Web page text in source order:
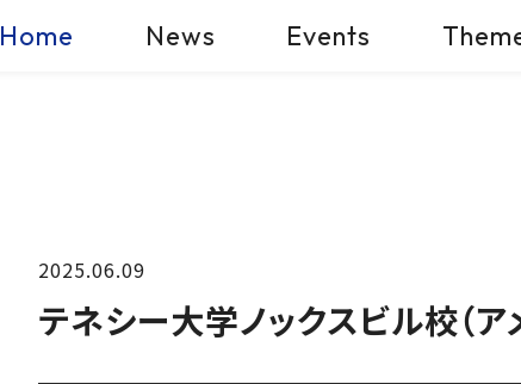
Home News Events
2025.06.09
テネシー大学ノックスビル校（